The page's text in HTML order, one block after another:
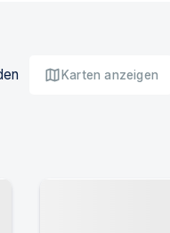
mapKarten anzeigen